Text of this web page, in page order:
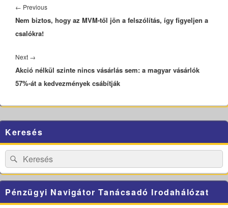
navigáció
← PreviousPrevious
post:
Nem biztos, hogy az MVM-től jön a felszólítás, így figyeljen a
csalókra!
Next →
post:
Akció nélkül szinte nincs vásárlás sem: a magyar vásárlók
57%-át a kedvezmények csábítják
Sidebar
Widget
Area
Keresés
Search
for:
Search
Pénzügyi Navigátor Tanácsadó Irodahálózat